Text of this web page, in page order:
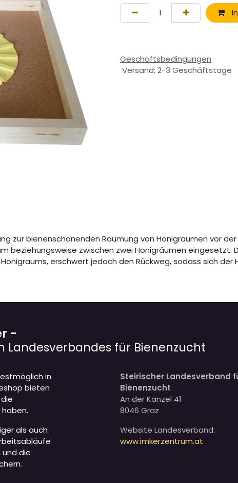
Geschäftsbedingungen
Versand: 2-3 Geschäftstage
zur bienenschonenden Räumung von Honigräumen vor
beziehungsweise zwischen zwei Honigräumen eingesetzt.
erschwert jedoch den Rückweg, sodass sich der
-
Landesverbandes für Bienenzucht
in
bieten
als auch
die
Steirischer Landesverband
Bienenzucht
An der Kanzel 41
8046 Graz
Website Landesverband:
www.imkerzentrum.at